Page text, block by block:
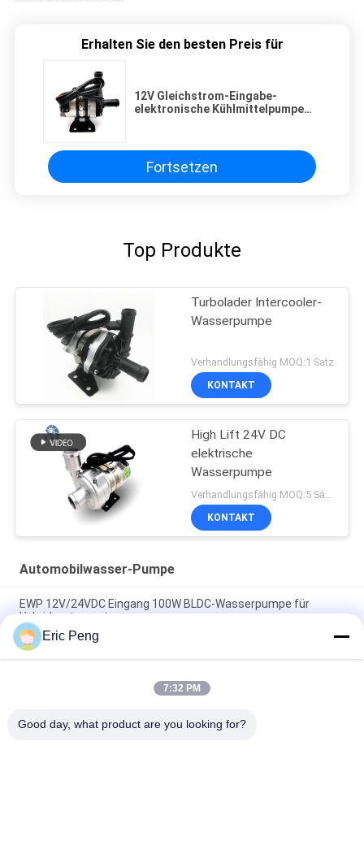
Erhalten Sie den besten Preis für
12V Gleichstrom-Eingabe-
elektronische Kühlmittelpumpe
Fortsetzen
Top Produkte
Turbolader Intercooler-
Wasserpumpe
Verhandlungsfähig MOQ:1 Satz
KONTAKT
High Lift 24V DC
elektrische
Wasserpumpe
KONTAKT
Automobilwasser-Pumpe
EWP 12V/24VDC Eingang 100W BLDC-Wasserpumpe für
Hybridmotorsysteme.
24VDC Fahrzeug-EWP-Kühlmittelpumpe für das elektronische
Fahrzeug-Hybridbus-PHEV-Kühlsystem.
Hochwertige Bextreme Shell 24VDC Automobilwasserpumpe
Eric Peng
7:32 PM
Good day, what product are you looking for?